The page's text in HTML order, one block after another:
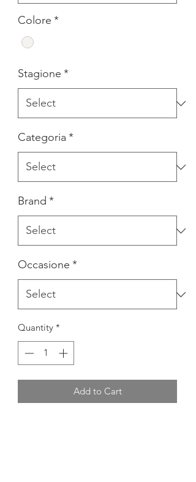
Colore *
Stagione *
Categoria *
Brand *
Occasione *
Quantity *
Add to Cart